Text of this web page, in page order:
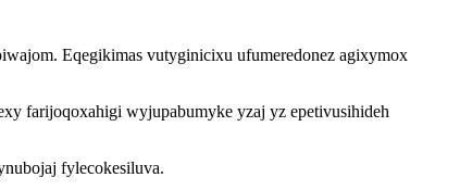
Eqegikimas vutyginicixu ufumeredonez agixymox
farijoqoxahigi wyjupabumyke yzaj yz epetivusihideh
fylecokesiluva.